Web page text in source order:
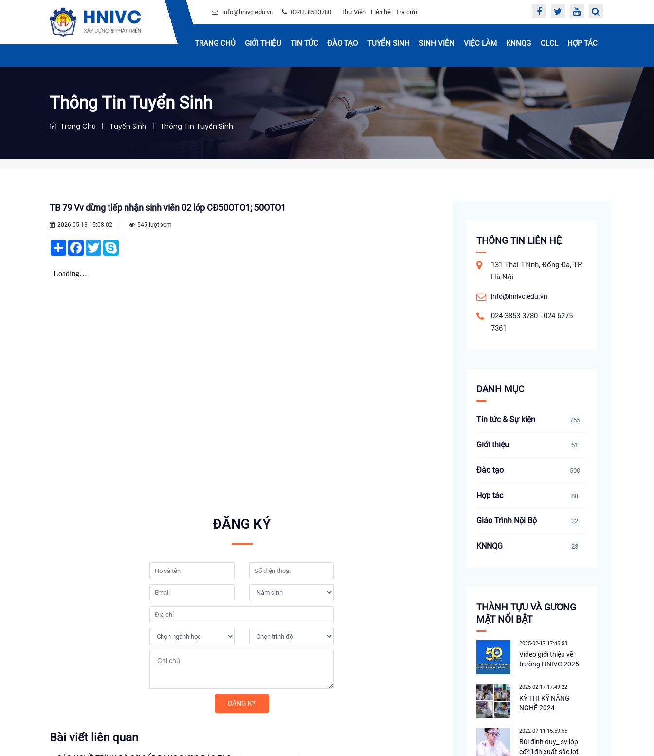
info@hnivc.edu.vn 0243. 8533780 Thư Viện Liên hệ Tra cứu
TRANG CHỦ GIỚI THIỆU TIN TỨC ĐÀO TẠO TUYỂN SINH SINH VIÊN VIỆC LÀM KNNQG QLCL HỢP TÁC
Thông Tin Tuyển Sinh
Trang Chủ | Tuyển Sinh | Thông Tin Tuyển Sinh
TB 79 Vv dừng tiếp nhận sinh viên 02 lớp CĐ50OTO1; 50OTO1
2026-05-13 15:08:02 545 lượt xem
Share Facebook
Twitter
ĐĂNG KÝ
Bài viết liên quan
THÔNG TIN LIÊN HỆ
131 Thái Thịnh, Đống Đa, TP.
Hà Nội
info@hnivc.edu.vn
024 3853 3780 - 024 6275
7361
DANH MỤC
Tin tức & Sự kiện 755
Giới thiệu 51
Đào tạo 500
Hợp tác 88
Giáo Trình Nội Bộ 22
KNNQG 28
THÀNH TỰU VÀ GƯƠNG
MẶT NỔI BẬT
2025-02-17 17:45:58
Video giới thiệu về
trường HNIVC 2025
2025-02-17 17:49:22
KỲ THI KỸ NĂNG
NGHỀ 2024
2022-07-11 15:59:55
Bùi đình duy_ sv lớp
cđ41đh xuất sắc lọt